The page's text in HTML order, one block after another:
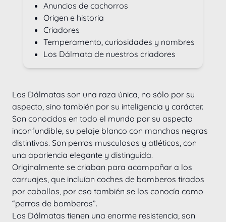
Anuncios de cachorros
Origen e historia
Criadores
Temperamento, curiosidades y nombres
Los Dálmata de nuestros criadores
Los Dálmatas son una raza única, no sólo por su
aspecto, sino también por su inteligencia y carácter.
Son conocidos en todo el mundo por su aspecto
inconfundible, su pelaje blanco con manchas negras
distintivas. Son perros musculosos y atléticos, con
una apariencia elegante y distinguida.
Originalmente se criaban para acompañar a los
carruajes, que incluían coches de bomberos tirados
por caballos, por eso también se los conocía como
“perros de bomberos”.
Los Dálmatas tienen una enorme resistencia, son